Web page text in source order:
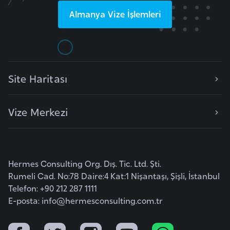
Almanya Vize İşlemleri
Site Haritası
Vize Merkezi
Hermes Consulting Org. Dış. Tic. Ltd. Şti.
Rumeli Cad. No:78 Daire:4 Kat:1 Nişantaşı, Şişli, İstanbul
Telefon: +90 212 287 1111
E-posta: info@hermesconsulting.com.tr
Ç
n
n
i
m
r